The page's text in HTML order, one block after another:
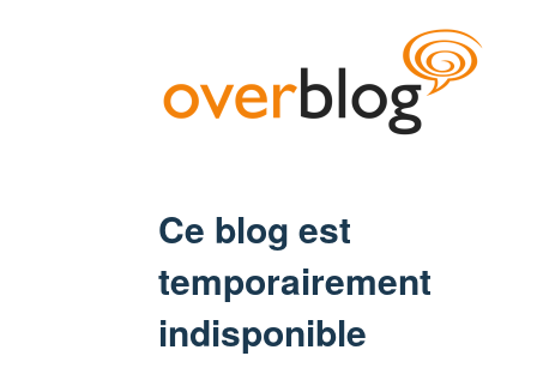
Ce blog est
temporairement
indisponible